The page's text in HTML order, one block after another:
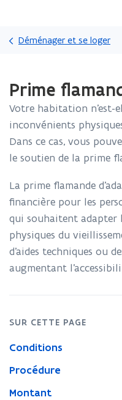
Déménager et se loger
une
terminé.
Vous
vous
trouvez
Prime
flamande
Prime
Votre habitation n’est-
inconvénients
Dans ce cas, vous
le soutien de la prime
La prime flamande
financière pour les
qui souhaitent adapter
physiques du
d’aides techniques ou
augmentant
SUR CETTE PAGE
Conditions
Procédure
Montant